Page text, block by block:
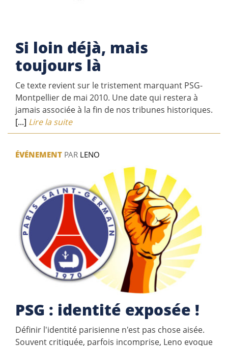
Si loin déjà, mais
toujours là
Ce texte revient sur le tristement marquant PSG-
Montpellier de mai 2010. Une date qui restera à
jamais associée à la fin de nos tribunes historiques.
[...] Lire la suite
ÉVÉNEMENT PAR LENO
PSG : identité exposée !
Définir l'identité parisienne n'est pas chose aisée.
Souvent critiquée, parfois incomprise, Leno evoque